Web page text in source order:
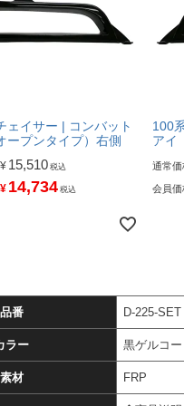
ェイサー | コンバット
ープンタイプ）右側
¥ 15,510 税込
¥ 14,734 税込
100
アイ
通常価
会員価
品番 D-225-SET
ラー 黒ゲルコ
素材 FRP